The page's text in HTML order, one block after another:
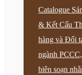
Catalogue
& Kết Cấu
hàng và Đối
ngành
biên soạn